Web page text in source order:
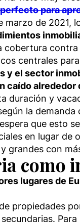
para
marzo de 2021,
cobertura
centrales
y el sector
caído
duración y
la demanda
que esto
en lugar de
grandes con
como
lugares de
propiedades